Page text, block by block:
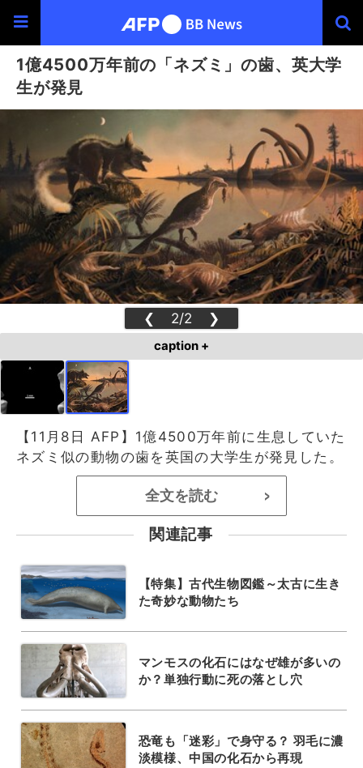
1億4500万年前の「ネズミ」の歯、英大学
生が発見
❮ 2/2 ❯
caption +
【11月8日 AFP】1億4500万年前に生息していた
ネズミ似の動物の歯を英国の大学生が発見した。
全文を読む >
関連記事
【特集】古代生物図鑑～太古に生き
た奇妙な動物たち
マンモスの化石にはなぜ雄が多いの
か？単独行動に死の落とし穴
恐竜も「迷彩」で身守る？ 羽毛に濃
淡模様、中国の化石から再現